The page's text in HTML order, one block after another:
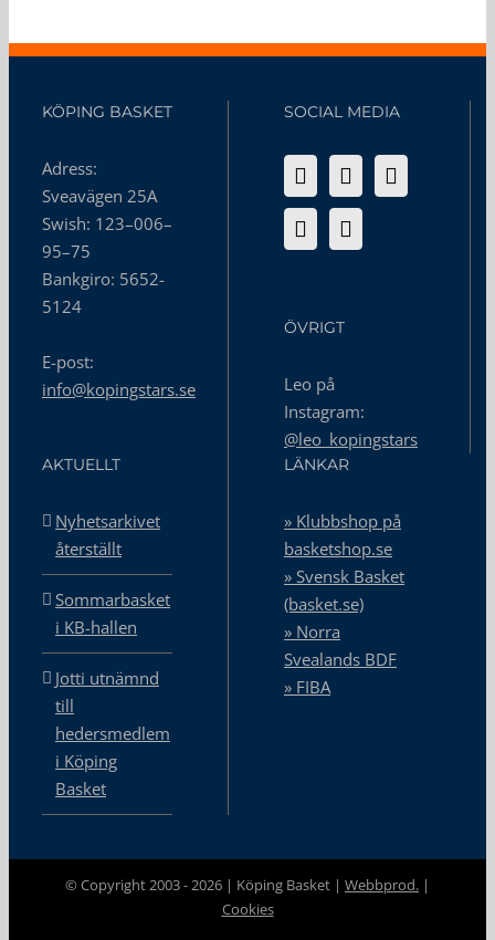
KÖPING BASKET
Adress:
Sveavägen 25A
Swish: 123–006–
95–75
Bankgiro: 5652-
5124
E-post:
info@kopingstars.se
SOCIAL MEDIA
ÖVRIGT
Leo på
Instagram:
@leo_kopingstars
AKTUELLT
Nyhetsarkivet
återställt
Sommarbasket
i KB-hallen
Jotti utnämnd
till
hedersmedlem
i Köping
Basket
LÄNKAR
» Klubbshop på
basketshop.se
» Svensk Basket
(basket.se)
» Norra
Svealands BDF
» FIBA
© Copyright 2003 -2026 | Köping Basket | Webbprod. |
Cookies